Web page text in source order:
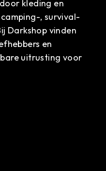
kleding en
, survival-
Darkshop vinden
en
uitrusting voor